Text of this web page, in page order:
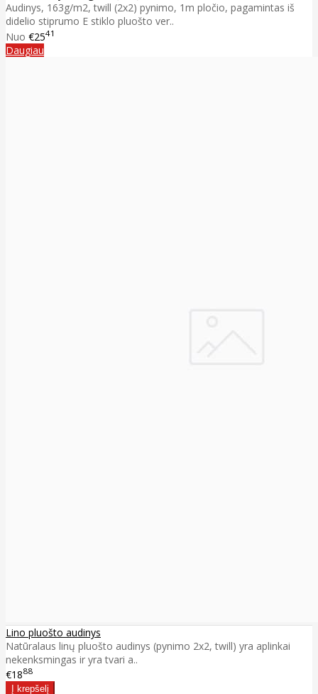
Audinys, 163g/m2, twill (2x2) pynimo, 1m pločio, pagamintas iš
didelio stiprumo E stiklo pluošto ver..
Nuo €2541
Daugiau
Lino pluošto audinys
Natūralaus linų pluošto audinys (pynimo 2x2, twill) yra aplinkai
nekenksmingas ir yra tvari a..
€1888